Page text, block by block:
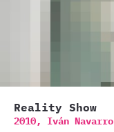
Reality Show
2010, Iván Navarro